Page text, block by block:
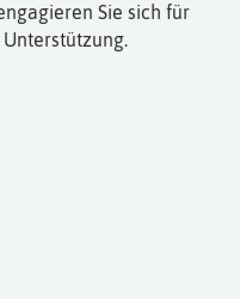
Sie sich für